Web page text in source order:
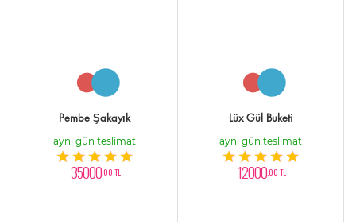
Pembe Şakayık
aynı gün teslimat
35000,00 TL
Lüx Gül Buketi
aynı gün teslimat
12000,00 TL